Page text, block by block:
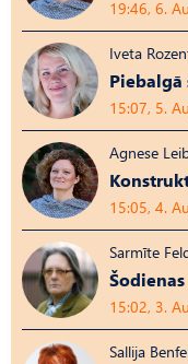
19:46, 6.
Iveta
Piebalgā
15:07, 5.
Agnese
15:05, 4.
Sarmīte
15:02, 3.
Sallija